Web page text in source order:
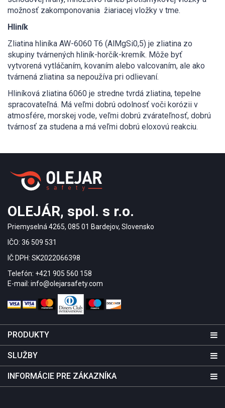
možnosť zakomponovania žiariacej vložky v tme.
Hliník
Zliatina hliníka AW-6060 T6 (AlMgSi0,5) je zliatina zo
skupiny tvárnených hliník-horčík-kremík. Môže byť
vytvorená vytláčaním, kovaním alebo valcovaním, ale ako
tvárnená zliatina sa nepoužíva pri odlievaní.
Hliníková zliatina 6060 je stredne tvrdá zliatina, tepelne
spracovateľná. Má veľmi dobrú odolnosť voči korózii v
atmosfére, morskej vode, veľmi dobrú zvárateľnosť, dobrú
tvárnosť za studena a má veľmi dobrú eloxovú reakciu.
OLEJÁR, spol. s r.o.
Priemyselná 4265, 085 01 Bardejov, Slovensko
IČO: 36 509 531
IČ DPH: SK2022066398
Telefón: +421 905 560 158
E-mail: info@olejarsafety.com
PRODUKTY
SLUŽBY
INFORMÁCIE PRE ZÁKAZNÍKA